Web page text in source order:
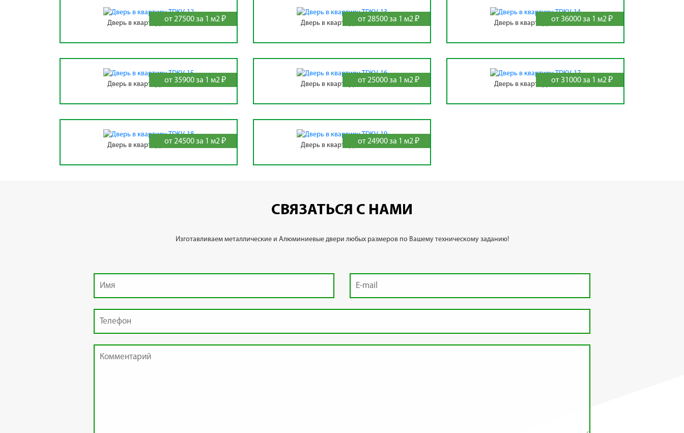
от 27500 за 1 м2 ₽
Дверь в квартиру TDKV-12 от 28500 за 1 м2 ₽
Дверь в квартиру TDKV-13 от 36000 за 1 м2 ₽
Дверь в квартиру TDKV-14
от 35900 за 1 м2 ₽
Дверь в квартиру TDKV-15 от 25000 за 1 м2 ₽
Дверь в квартиру TDKV-16 от 31000 за 1 м2 ₽
Дверь в квартиру TDKV-17
от 24500 за 1 м2 ₽
Дверь в квартиру TDKV-18 от 24900 за 1 м2 ₽
Дверь в квартиру TDKV-19
СВЯЗАТЬСЯ С НАМИ
Изготавливаем металлические и Алюминиевые двери любых размеров по Вашему техническому заданию!